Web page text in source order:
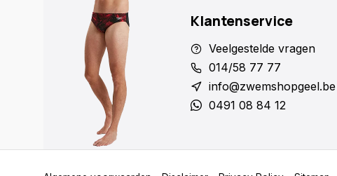
Klantenservice
Veelgestelde vragen
014/58 77 77
info@zwemshopgeel.be
0491 08 84 12